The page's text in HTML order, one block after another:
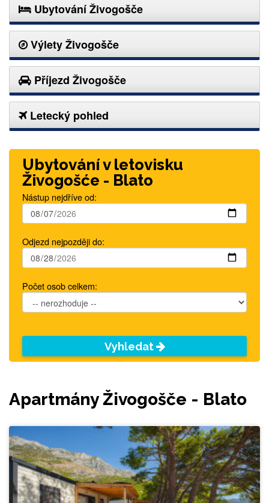
Ubytování Živogošče
Výlety Živogošče
Příjezd Živogošče
Letecký pohled
Ubytování v letovisku
Živogošće - Blato
Nástup nejdříve od:
Odjezd nejpozději do:
Počet osob celkem:
Vyhledat
Apartmány Živogošče - Blato